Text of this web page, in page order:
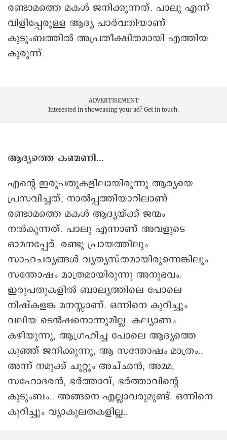
രണ്ടാമത്തെ മകള്‍ ജനിക്കുന്നത്. പാലു എന്ന്
വിളിപ്പേരുള്ള ആദ്യ പാര്‍വതിയാണ്
കുടുംബത്തില്‍ അപ്രതീക്ഷിതമായി എത്തിയ
കുരുന്ന്.
ADVERTISEMENT
Interested in showcasing your ad? Get in touch.
ആദ്യത്തെ കണ്മണി...
എന്റെ ഇരുപതുകളിലായിരുന്നു ആര്യയെ
പ്രസവിച്ചത്, നാല്‍പ്പത്തിയാറിലാണ്
രണ്ടാമത്തെ മകള്‍ ആദ്യയ്ക്ക് ജന്മം
നല്‍കുന്നത്. പാലു എന്നാണ് അവളുടെ
ഓമനപ്പേര്. രണ്ടു പ്രായത്തിലും
സാഹചര്യങ്ങള്‍ വ്യത്യസ്തമായിരുന്നെങ്കിലും
സന്തോഷം മാത്രമായിരുന്നു അനുഭവം.
ഇരുപതുകളില്‍ ബാല്യത്തിലെ പോലെ
നിഷ്കളങ്ക മനസ്സാണ്. ഒന്നിനെ കുറിച്ചും
വലിയ ടെന്‍ഷനൊന്നുമില്ല. കല്യാണം
കഴിയുന്നു, ആഗ്രഹിച്ച പോലെ ആദ്യത്തെ
കുഞ്ഞ് ജനിക്കുന്നു, ആ സന്തോഷം മാത്രം..
അന്ന് നമുക്ക് ചുറ്റും അച്ഛന്‍, അമ്മ,
സഹോദരന്‍, ഭര്‍ത്താവ്, ഭര്‍ത്താവിന്റെ
കുടുംബം.. അങ്ങനെ എല്ലാവരുമുണ്ട്. ഒന്നിനെ
കുറിച്ചും വ്യാകുലതകളില്ല..